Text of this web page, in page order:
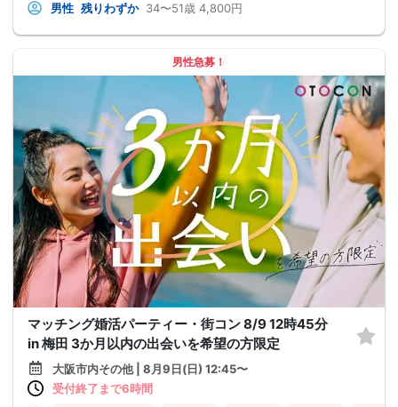
男性 残りわずか 34〜51歳 4,800円
男性急募！
マッチング婚活パーティー・街コン 8/9 12時45分
in 梅田 3か月以内の出会いを希望の方限定
大阪市内その他 | 8月9日(日) 12:45〜
受付終了まで6時間